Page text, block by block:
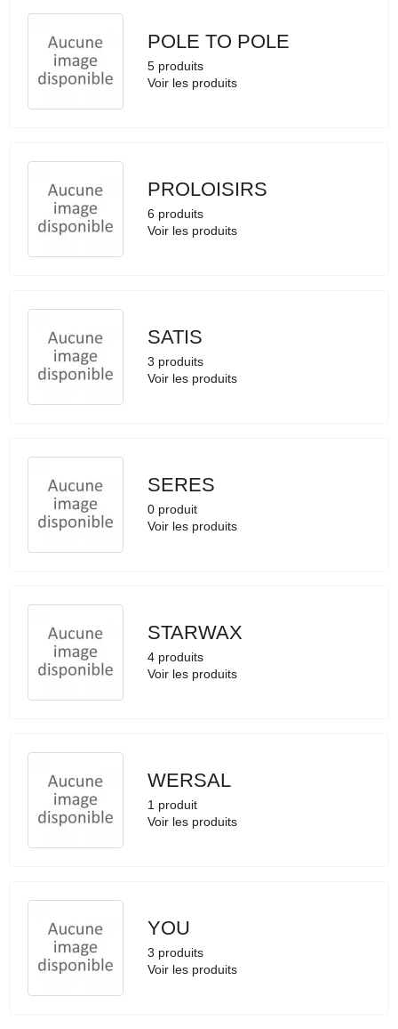
POLE TO POLE
5 produits
Voir les produits
PROLOISIRS
6 produits
Voir les produits
SATIS
3 produits
Voir les produits
SERES
0 produit
Voir les produits
STARWAX
4 produits
Voir les produits
WERSAL
1 produit
Voir les produits
YOU
3 produits
Voir les produits